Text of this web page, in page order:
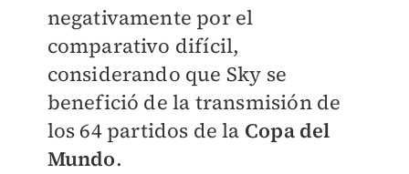
negativamente por el
comparativo difícil,
considerando que Sky se
benefició de la transmisión de
los 64 partidos de la Copa del
Mundo.